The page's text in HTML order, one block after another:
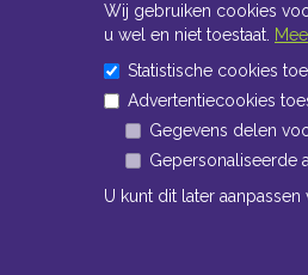
Wij gebruiken cookies
u wel en niet toestaat.
Statistische cookies
Advertentiecookies
Gegevens delen
Gepersonaliseerde
U kunt dit later aanpassen